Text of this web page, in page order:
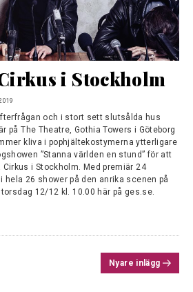
i Stockholm
och i stort sett slutsålda hus
på The Theatre, Gothia Towers i Göteborg
kliva i pophjältekostymerna ytterligare
”Stanna världen en stund” för att
i Stockholm. Med premiär 24
hela 26 shower på den anrika scenen på
12/12 kl. 10.00 här på ges.se.
Nyare inlägg